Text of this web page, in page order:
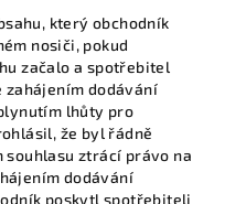
který obchodník
nosiči, pokud
začalo a spotřebitel
dodávání
lhůty pro
že byl řádně
souhlasu ztrácí právo na
dodávání
poskytl spotřebiteli